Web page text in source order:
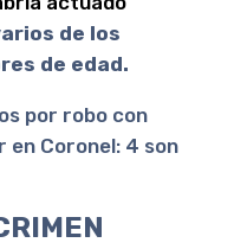
de los
de edad.
por robo con
en Coronel: 4 son